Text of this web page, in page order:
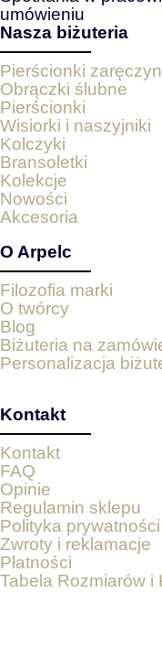
umówieniu
Nasza biżuteria
Pierścionki
Obrączki ślubne
Pierścionki
Wisiorki i naszyjniki
Kolczyki
Bransoletki
Kolekcje
Nowości
Akcesoria
O Arpelc
Filozofia marki
O twórcy
Blog
Biżuteria na
Personalizacja
Kontakt
Kontakt
FAQ
Opinie
Regulamin sklepu
Polityka prywatności
Zwroty i reklamacje
Płatności
Tabela Rozmiarów i